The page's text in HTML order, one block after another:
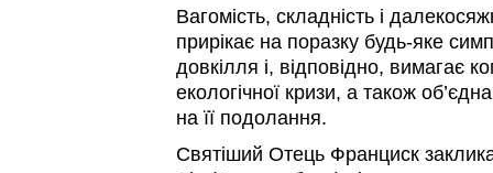
Вагомість, складність і
прирікає на поразку будь-яке
довкілля і, відповідно, вимагає
екологічної кризи, а також
на її подолання.
Святіший Отець Франциск